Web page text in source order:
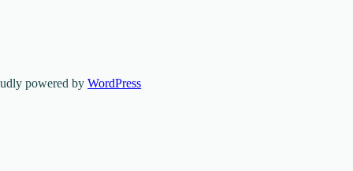
powered byWordPress